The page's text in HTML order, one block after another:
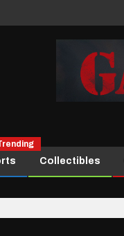
Collectibles